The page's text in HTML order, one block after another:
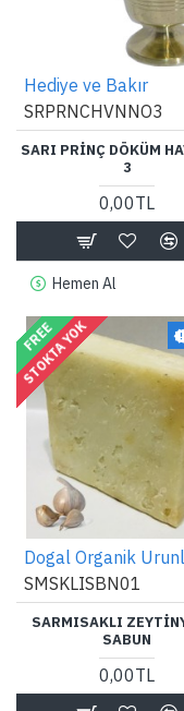
Hediye ve Bakır
SRPRNCHVNNO3
SARI PRINÇ DÖKÜM
3
0,00TL
Hemen Al
FREE
STOKTA YOK
Dogal Organik
SMSKLISBN01
SARMISAKLI
SABUN
0,00TL